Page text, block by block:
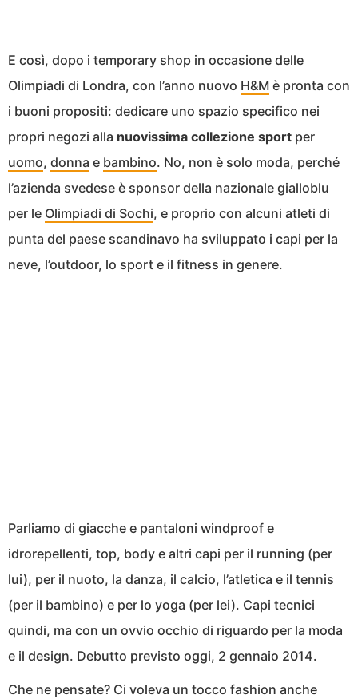
E così, dopo i temporary shop in occasione delle
Olimpiadi di Londra, con l’anno nuovo H&M è pronta con
i buoni propositi: dedicare uno spazio specifico nei
propri negozi alla nuovissima collezione sport per
uomo, donna e bambino. No, non è solo moda, perché
l’azienda svedese è sponsor della nazionale gialloblu
per le Olimpiadi di Sochi, e proprio con alcuni atleti di
punta del paese scandinavo ha sviluppato i capi per la
neve, l’outdoor, lo sport e il fitness in genere.
Parliamo di giacche e pantaloni windproof e
idrorepellenti, top, body e altri capi per il running (per
lui), per il nuoto, la danza, il calcio, l’atletica e il tennis
(per il bambino) e per lo yoga (per lei). Capi tecnici
quindi, ma con un ovvio occhio di riguardo per la moda
e il design. Debutto previsto oggi, 2 gennaio 2014.
Che ne pensate? Ci voleva un tocco fashion anche